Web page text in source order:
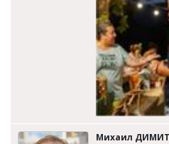
Михаил